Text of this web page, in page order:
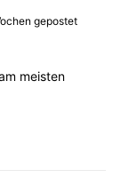
gepostet
meisten